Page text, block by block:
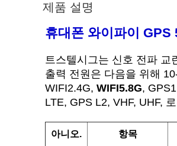
제품 설명
휴대폰 와이파이 GPS
트스텔시그는 신호 전파 교
출력 전원은 다음을 위해
WIFI2.4G, WIFI5.8G,
LTE, GPS L2, VHF, UHF,
아니오. 항목